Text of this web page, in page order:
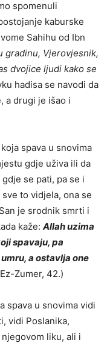
spomenuli
kaburske
Sahihu od Ibn
gradinu, Vjerovjesnik,
dvojice ljudi kako se
hadisa se navodi da
a drugi je išao i
spava u snovima
gdje uživa ili da
se pati, pa se i
to vidjela, ona se
je srodnik smrti i
kaže: Allah uzima
spavaju, pa
a ostavlja one
Zumer, 42.)
spava u snovima vidi
vidi Poslanika,
liku, ali i